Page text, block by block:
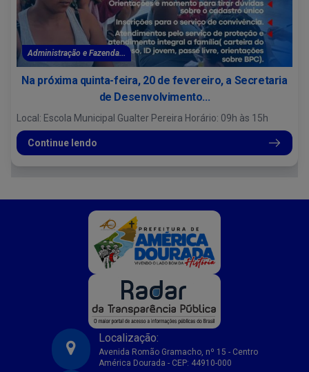
Administração e Fazenda...
Na próxima quinta-feira, 20 de fevereiro, a Secretaria
de Desenvolvimento...
Local: Escola Municipal Gualter Pereira Horário: 09h às 15h
Continue lendo
Localização:
Avenida Romão Gramacho, nº 15 - Centro
América Dourada - CEP: 44910-000